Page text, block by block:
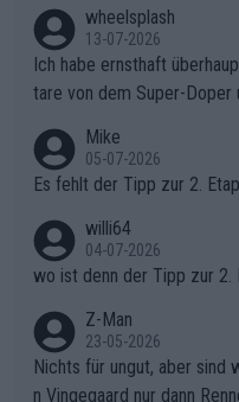
s Berges kontinuierlich
sers Einbruch: Erst als
ollering die Initiative.Zu
war das Loch zu
en.Teurer Sekundenpoker:
Rückstand im
gibt. Diese Etappe wird
unkt dieser Tour in die
einem harten Aufstieg
onkurrentin die "zweite
g kaum noch zu
ichtung Nizza.
wheelsplash
13-07-2026
Ich habe ernsthaft
tare von dem Super-Doper
r die gehört nicht in dieses
Mike
05-07-2026
Es fehlt der Tipp zur 2.
willi64
04-07-2026
wo ist denn der Tipp zur 2.
Z-Man
23-05-2026
Nichts für ungut, aber sind
n Vingegaard nur dann